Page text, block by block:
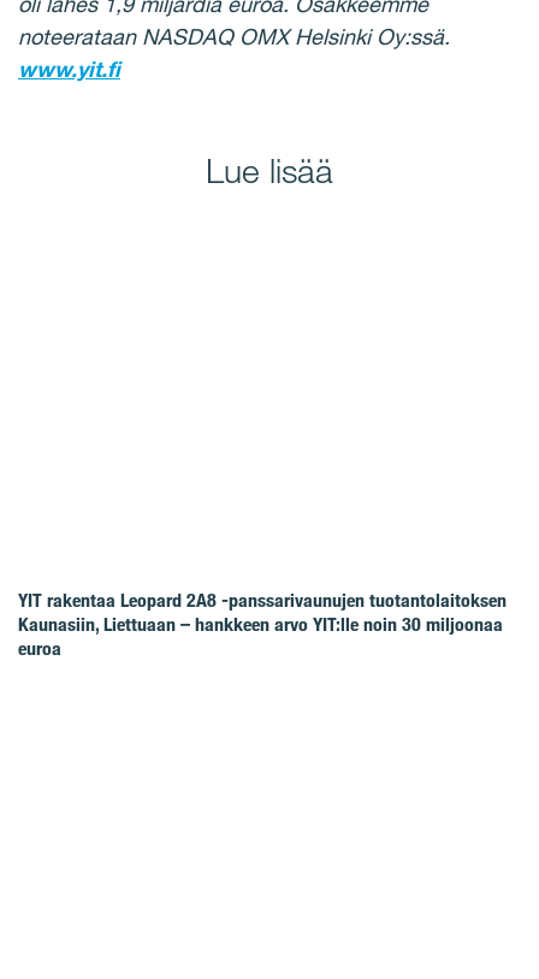
noteerataan NASDAQ OMX Helsinki Oy:ssä.
www.yit.fi
Lue lisää
YIT rakentaa Leopard 2A8 -panssarivaunujen tuotantolaitoksen
Kaunasiin, Liettuaan – hankkeen arvo YIT:lle noin 30 miljoonaa
euroa